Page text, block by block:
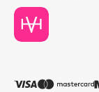
Dolomit
Dorco
Dr.Althea